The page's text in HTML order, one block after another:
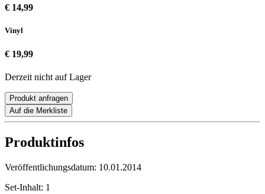
€ 14,99
Vinyl
€ 19,99
Derzeit nicht auf Lager
Produkt anfragen
Auf die Merkliste
Produktinfos
Veröffentlichungsdatum: 10.01.2014
Set-Inhalt: 1